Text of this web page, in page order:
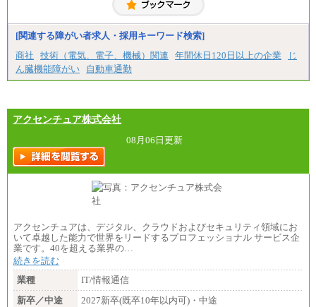
[関連する障がい者求人・採用キーワード検索]
商社
技術（電気、電子、機械）関連 年間休日120日以上の企業
じ
ん臓機能障がい
自動車通勤
アクセンチュア株式会社
08月06日更新
アクセンチュアは、デジタル、クラウドおよびセキュリティ領域にお
いて卓越した能力で世界をリードするプロフェッショナル サービス企
業です。40を超える業界の…
続きを読む
業種
IT/情報通信
新卒／中途
2027新卒(既卒10年以内可)・中途